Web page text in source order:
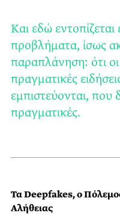
Και εδώ
προβλήματα, ίσως
παραπλάνηση: ότι
πραγματικές
εμπιστεύονται, που
πραγματικές.
Τα Deepfakes, o
Αλήθειας